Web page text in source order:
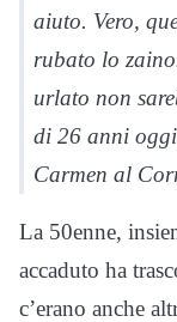
aiuto. Vero,
rubato lo
urlato non
di 26 anni
Carmen al
La 50enne,
accaduto ha
c’erano anche